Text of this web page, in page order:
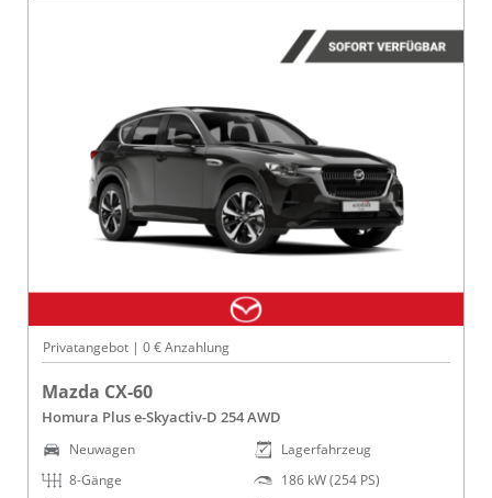
Privatangebot | 0 € Anzahlung
Mazda CX-60
Homura Plus e-Skyactiv-D 254 AWD
Neuwagen
8-Gänge
Lagerfahrzeug
186 kW (254 PS)